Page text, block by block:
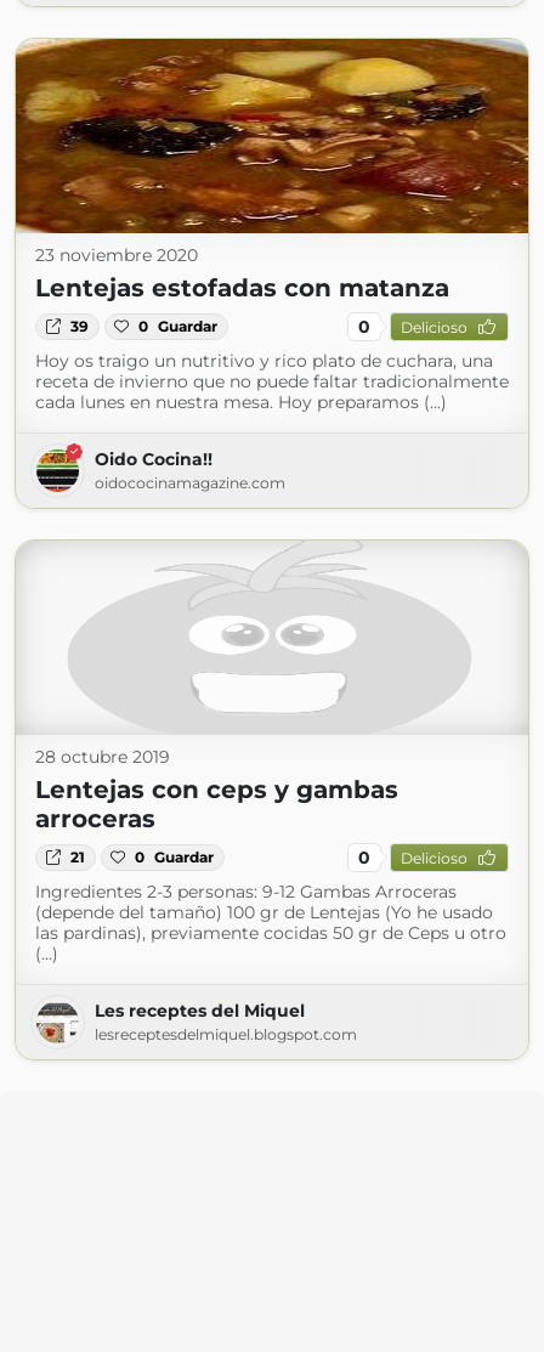
23 noviembre 2020
Lentejas estofadas con matanza
39 0 Guardar 0 Delicioso
Hoy os traigo un nutritivo y rico plato de cuchara, una
receta de invierno que no puede faltar tradicionalmente
cada lunes en nuestra mesa. Hoy preparamos (...)
Oido Cocina!!
oidococinamagazine.com
28 octubre 2019
Lentejas con ceps y gambas
arroceras
21 0 Guardar 0 Delicioso
Ingredientes 2-3 personas: 9-12 Gambas Arroceras
(depende del tamaño) 100 gr de Lentejas (Yo he usado
las pardinas), previamente cocidas 50 gr de Ceps u otro
(...)
Les receptes del Miquel
lesreceptesdelmiquel.blogspot.com